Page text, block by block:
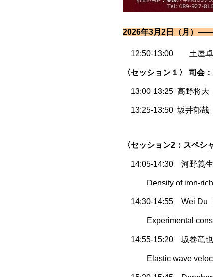
2026年3月2日
12:50-13:00 土屋卓
〈セッション１〉 司会
13:00-13:25 高野将大
13:25-13:50 坂井郁哉
〈セッション2： スペシ
14:05-14:30 河野義生
Density of iron-rich
14:30-14:55 Wei Du（
Experimental
14:55-15:20 坂巻竜也
Elastic wave velocity